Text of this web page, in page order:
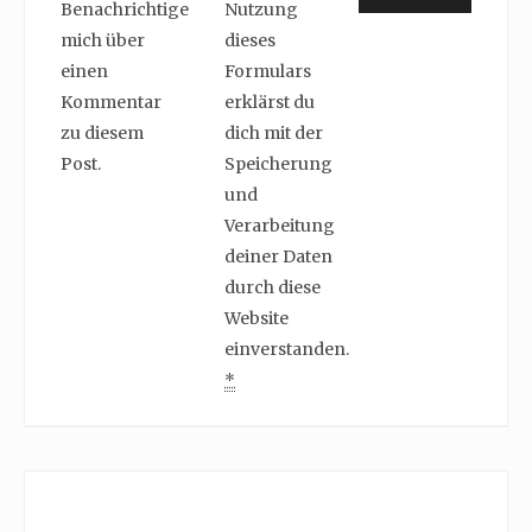
Benachrichtige
mich über
einen
Kommentar
zu diesem
Post.
Nutzung
dieses
Formulars
erklärst du
dich mit der
Speicherung
und
Verarbeitung
deiner Daten
durch diese
Website
einverstanden.
*